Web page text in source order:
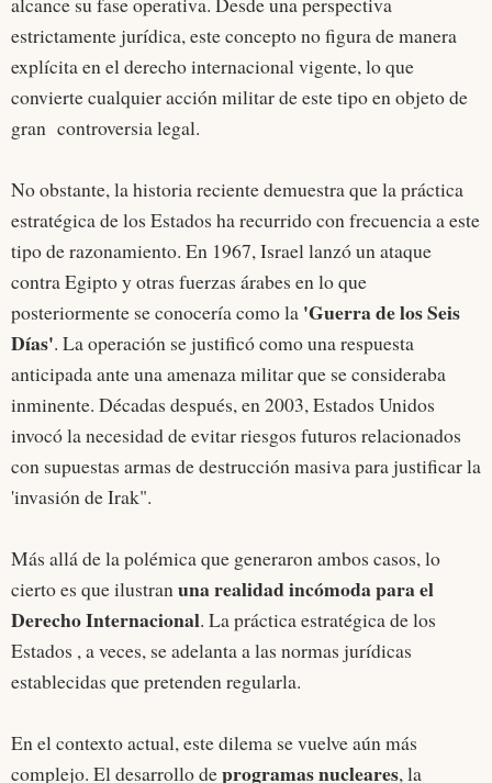
estrictamente jurídica, este concepto no figura de manera
explícita en el derecho internacional vigente, lo que
convierte cualquier acción militar de este tipo en objeto de
gran controversia legal.
No obstante, la historia reciente demuestra que la práctica
estratégica de los Estados ha recurrido con frecuencia a este
tipo de razonamiento. En 1967, Israel lanzó un ataque
contra Egipto y otras fuerzas árabes en lo que
posteriormente se conocería como la 'Guerra de los Seis
Días'. La operación se justificó como una respuesta
anticipada ante una amenaza militar que se consideraba
inminente. Décadas después, en 2003, Estados Unidos
invocó la necesidad de evitar riesgos futuros relacionados
con supuestas armas de destrucción masiva para justificar la
'invasión de Irak".
Más allá de la polémica que generaron ambos casos, lo
cierto es que ilustranuna realidad incómoda para el
Derecho Internacional. La práctica estratégica de los
Estados , a veces, se adelanta a las normas jurídicas
establecidas que pretenden regularla.
En el contexto actual, este dilema se vuelve aún más
complejo. El desarrollo deprogramas nucleares, la